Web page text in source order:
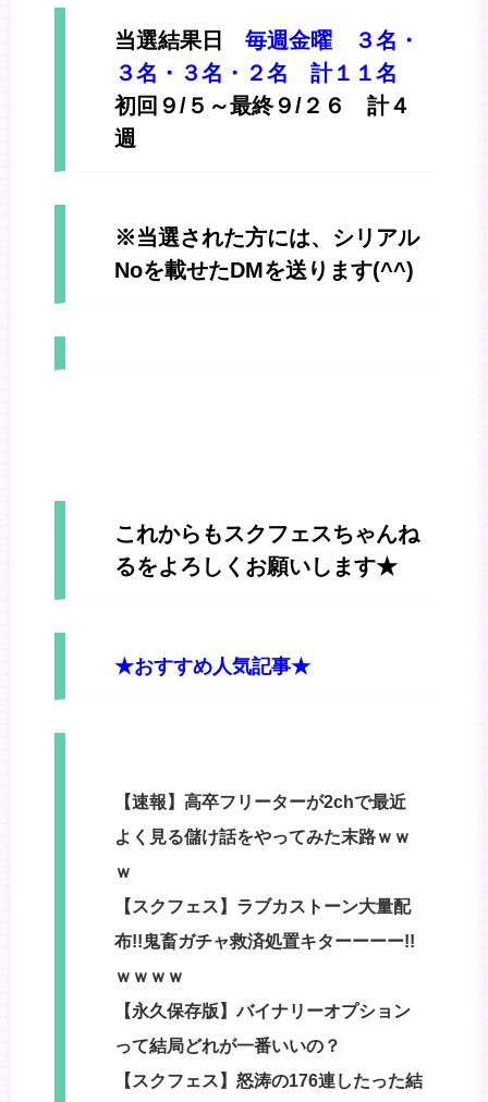
当選結果日 毎週金曜 ３名・
３名・３名・２名 計１１名
初回９/５～最終９/２６ 計４
週
※当選された方には、シリアル
Noを載せたDMを送ります(^^)
これからもスクフェスちゃんね
るをよろしくお願いします★
★おすすめ人気記事★
【速報】高卒フリーターが2chで最近
よく見る儲け話をやってみた末路ｗｗ
ｗ
【スクフェス】ラブカストーン大量配
布!!鬼畜ガチャ救済処置キターーーー!!
ｗｗｗｗ
【永久保存版】バイナリーオプション
って結局どれが一番いいの？
【スクフェス】怒涛の176連したった結